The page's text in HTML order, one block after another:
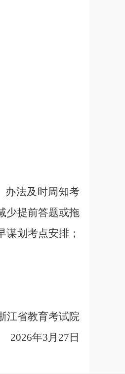
办法及时周知考
少提前答题或拖
划考点安排；
江省教育考试院
6年3月 27 日